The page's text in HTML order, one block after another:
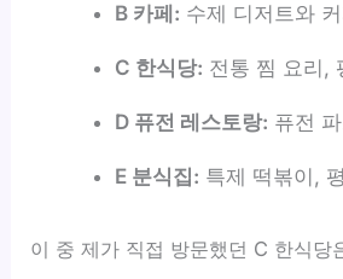
B 카페: 수제 디저트와
C 한식당: 전통 찜 요리,
D 퓨전 레스토랑: 퓨전
E 분식집: 특제 떡볶이,
이 중 제가 직접 방문했던 C 한식당